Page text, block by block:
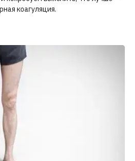
коагуляция.